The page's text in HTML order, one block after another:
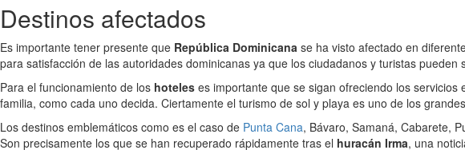
Destinos afectados
Es importante tener presente que República Dominicana se ha visto afectado en
para satisfacción de las autoridades dominicanas ya que los ciudadanos y turistas pueden
Para el funcionamiento de los hoteles es importante que se sigan ofreciendo los
familia, como cada uno decida. Ciertamente el turismo de sol y playa es uno de los
Los destinos emblemáticos como es el caso de Punta Cana, Bávaro, Samaná, Cabarete,
Son precisamente los que se han recuperado rápidamente tras el huracán Irma, una